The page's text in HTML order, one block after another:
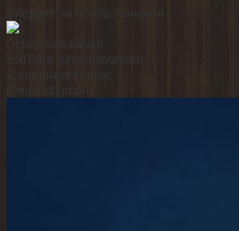
Следите за обновлениями
Основной канал
Дополнительные